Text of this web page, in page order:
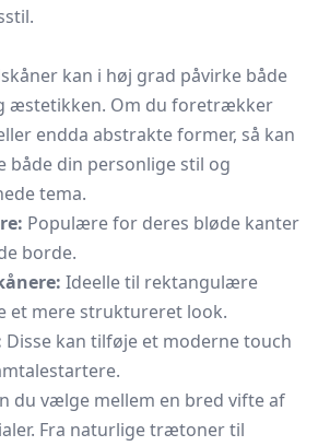
kan i høj grad påvirke både
æstetikken. Om du foretrækker
endda abstrakte former, så kan
både din personlige stil og
tema.
Populære for deres bløde kanter
borde.
Ideelle til rektangulære
et mere struktureret look.
Disse kan tilføje et moderne touch
du vælge mellem en bred vifte af
Fra naturlige trætoner til